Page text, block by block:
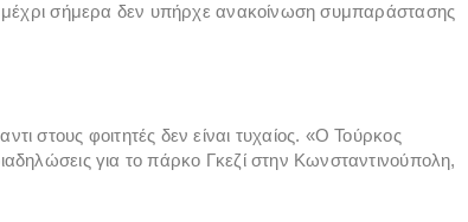
μέχρι σήμερα δεν υπήρχε ανακοίνωση συμπαράστασης
στους φοιτητές δεν είναι τυχαίος. «Ο Τούρκος
για το πάρκο Γκεζί στην Κωνσταντινούπολη,